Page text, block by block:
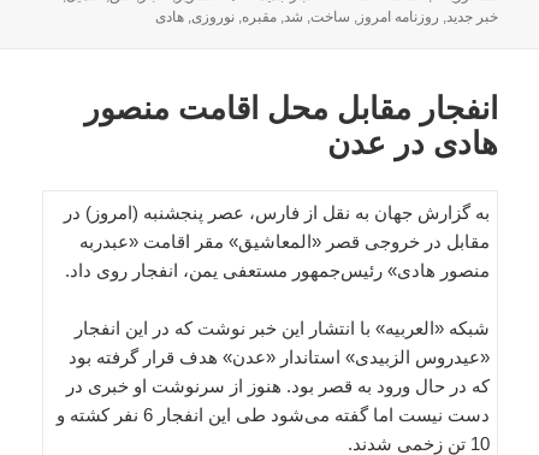
شده
خبر جدید, روزنامه امروز, ساخت, شد,مقبره,نوروزی,هادی
انفجار مقابل محل اقامت منصور
هادی در عدن
به گزارش جهان به نقل از فارس، عصر پنجشنبه (امروز) در
مقابل در خروجی قصر «المعاشیق» مقر اقامت «عبدربه
منصور هادی» رئیس‌جمهور مستعفی یمن، انفجار روی داد.
شبکه «العربیه» با انتشار این خبر نوشت که در این انفجار
«عیدروس الزبیدی» استاندار «عدن» هدف قرار گرفته بود
که در حال ورود به قصر بود. هنوز از سرنوشت او خبری در
دست نیست اما گفته می‌شود طی این انفجار 6 نفر کشته و
10 تن زخمی شدند.